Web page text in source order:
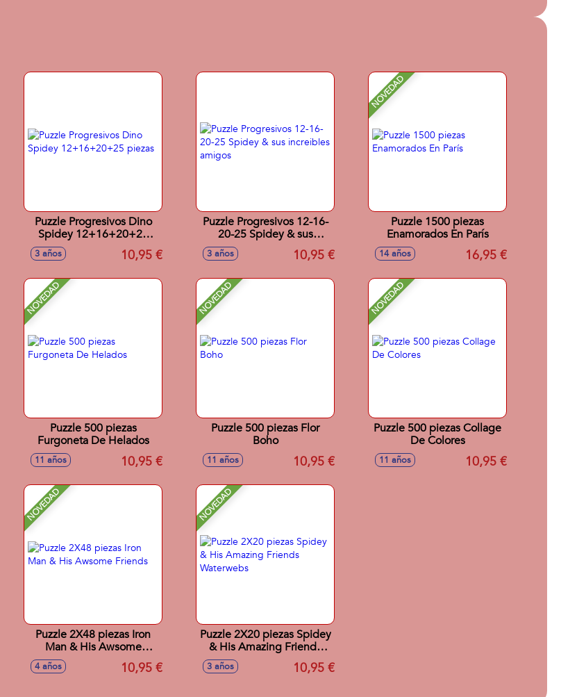
Puzzle Progresivos Dino
Spidey 12+16+20+25
3 años 10,95 €
Puzzle Progresivos 12-16-
20-25 Spidey & sus
increibles amigos
3 años 10,95 €
NOVEDAD
Puzzle 1500 piezas
Enamorados En París
14 años 16,95 €
NOVEDAD
Puzzle 500 piezas
Furgoneta De Helados
11 años 10,95 €
NOVEDAD
Puzzle 500 piezas Flor
Boho
11 años 10,95 €
NOVEDAD
Puzzle 500 piezas Collage
De Colores
11 años 10,95 €
NOVEDAD
Puzzle 2X48 piezas Iron
Man & His Awsome
4 años 10,95 €
NOVEDAD
Puzzle 2X20 piezas Spidey
& His Amazing Friends
Waterwebs
3 años 10,95 €